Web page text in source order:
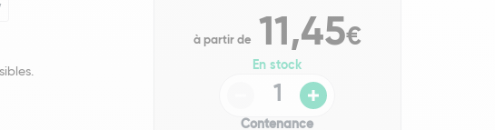
à partir de 11,45€
En stock
Contenance